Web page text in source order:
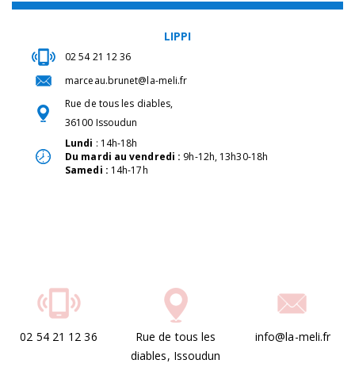
LIPPI
02 54 21 12 36
marceau.brunet@la-meli.fr
Rue de tous les diables,
36100 Issoudun
Lundi : 14h-18h
Du mardi au vendredi : 9h-12h, 13h30-18h
Samedi : 14h-17h
02 54 21 12 36
Rue de tous les
diables, Issoudun
info@la-meli.fr